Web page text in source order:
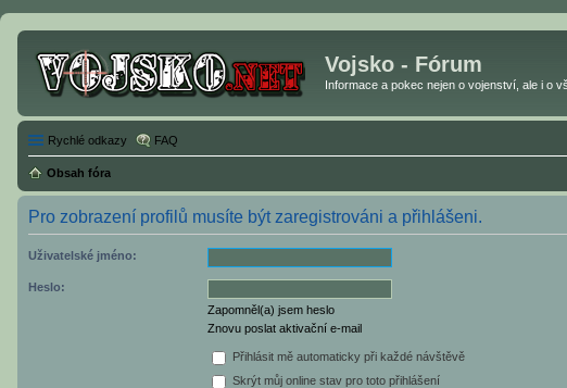
Vojsko - Fórum
Informace a pokec nejen o vojenství, ale i o
Rychlé odkazy FAQ
Obsah fóra
Pro zobrazení profilů musíte být zaregistrováni a přihlášeni.
Uživatelské jméno:
Heslo:
Zapomněl(a) jsem heslo
Znovu poslat aktivační e-mail
Přihlásit mě automaticky při každé návštěvě
Skrýt můj online stav pro toto přihlášení